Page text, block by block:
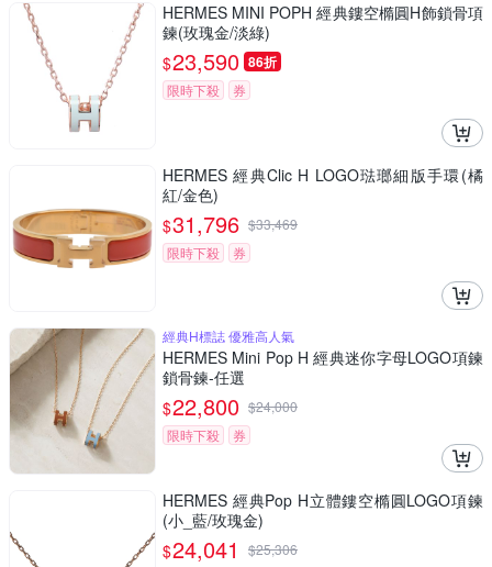
HERMES MINI POPH 經典鏤空橢圓H飾鎖骨項
鍊(玫瑰金/淡綠)
$23,590 86折
限時下殺 券
HERMES 經典Clic H LOGO琺瑯細版手環(橘
紅/金色)
$31,796 $33,469
限時下殺
券
經典H標誌 優雅高人氣
HERMES Mini Pop H 經典迷你字母LOGO項鍊
鎖骨鍊-任選
$22,800 $24,000
限時下殺
券
HERMES 經典Pop H立體鏤空橢圓LOGO項鍊
(小_藍/玫瑰金)
$24,041 $25,306